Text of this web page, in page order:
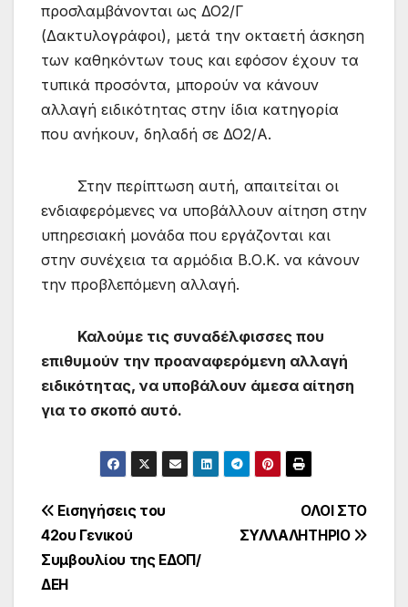
προσλαμβάνονται ως ΔΟ2/Γ
(Δακτυλογράφοι), μετά την οκταετή άσκηση
των καθηκόντων τους και εφόσον έχουν τα
τυπικά προσόντα, μπορούν να κάνουν
αλλαγή ειδικότητας στην ίδια κατηγορία
που ανήκουν, δηλαδή σε ΔΟ2/Α.
Στην περίπτωση αυτή, απαιτείται οι
ενδιαφερόμενες να υποβάλλουν αίτηση στην
υπηρεσιακή μονάδα που εργάζονται και
στην συνέχεια τα αρμόδια Β.Ο.Κ. να κάνουν
την προβλεπόμενη αλλαγή.
Καλούμε τις συναδέλφισσες που
επιθυμούν την προαναφερόμενη αλλαγή
ειδικότητας, να υποβάλουν άμεσα αίτηση
για το σκοπό αυτό.
Πλοήγηση
άρθρων
ΟΛΟΙ ΣΤΟ
ΣΥΛΛΑΛΗΤΗΡΙΟ
Εισηγήσεις του
42ου Γενικού
Συμβουλίου της ΕΔΟΠ/
ΔΕΗ